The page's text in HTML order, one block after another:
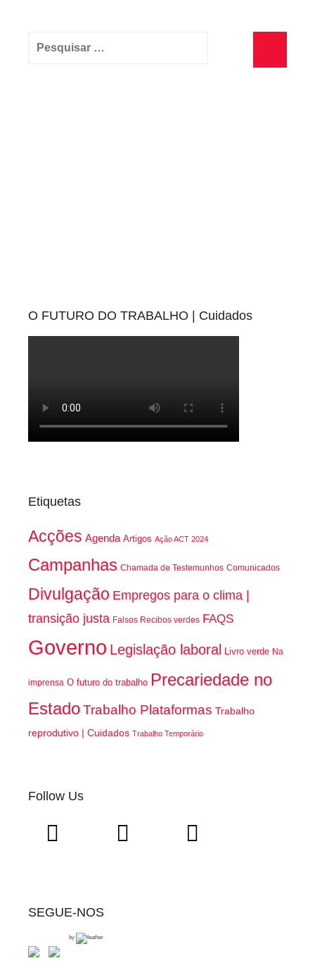
Pesquisar
O FUTURO DO TRABALHO | Cuidados
Etiquetas
Acções Agenda Artigos Ação ACT 2024
Campanhas Chamada de Testemunhos Comunicados
Divulgação Empregos para o clima |
transição justa Falsos Recibos verdes FAQS
Governo Legislação laboral Livro verde Na
imprensa O futuro do trabalho Precariedade no
EstadoTrabalho Plataformas Trabalho
reprodutivo | Cuidados Trabalho Temporário
Follow Us
SEGUE-NOS
by